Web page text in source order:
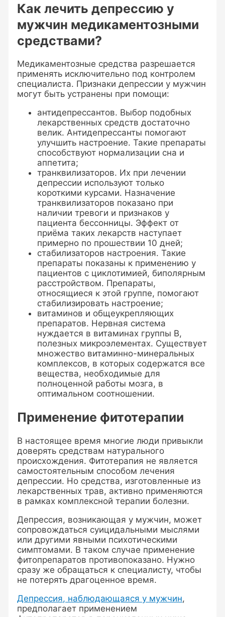
Как лечить депрессию у
мужчин медикаментозными
средствами?
Медикаментозные средства разрешается
применять исключительно под контролем
специалиста. Признаки депрессии у мужчин
могут быть устранены при помощи:
антидепрессантов. Выбор подобных
лекарственных средств достаточно
велик. Антидепрессанты помогают
улучшить настроение. Такие препараты
способствуют нормализации сна и
аппетита;
транквилизаторов. Их при лечении
депрессии используют только
короткими курсами. Назначение
транквилизаторов показано при
наличии тревоги и признаков у
пациента бессонницы. Эффект от
приёма таких лекарств наступает
примерно по прошествии 10 дней;
стабилизаторов настроения. Такие
препараты показаны к применению у
пациентов с циклотимией, биполярным
расстройством. Препараты,
относящиеся к этой группе, помогают
стабилизировать настроение;
витаминов и общеукрепляющих
препаратов. Нервная система
нуждается в витаминах группы В,
полезных микроэлементах. Существует
множество витаминно-минеральных
комплексов, в которых содержатся все
вещества, необходимые для
полноценной работы мозга, в
оптимальном соотношении.
Применение фитотерапии
В настоящее время многие люди привыкли
доверять средствам натурального
происхождения. Фитотерапия не является
самостоятельным способом лечения
депрессии. Но средства, изготовленные из
лекарственных трав, активно применяются
в рамках комплексной терапии болезни.
Депрессия, возникающая у мужчин, может
сопровождаться суицидальными мыслями
или другими явными психотическими
симптомами. В таком случае применение
фитопрепаратов противопоказано. Нужно
сразу же обращаться к специалисту, чтобы
не потерять драгоценное время.
Депрессия, наблюдающаяся у мужчин,
предполагает применением